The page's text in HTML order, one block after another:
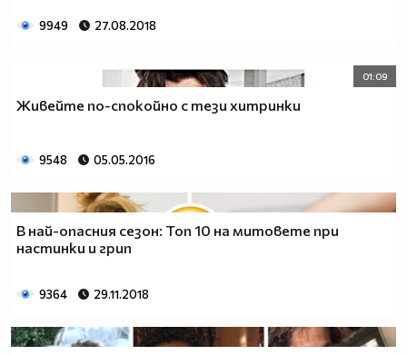
9949 27.08.2018
01:09
Живейте по-спокойно с тези хитринки
9548 05.05.2016
В най-опасния сезон: Топ 10 на митовете при
настинки и грип
9364 29.11.2018